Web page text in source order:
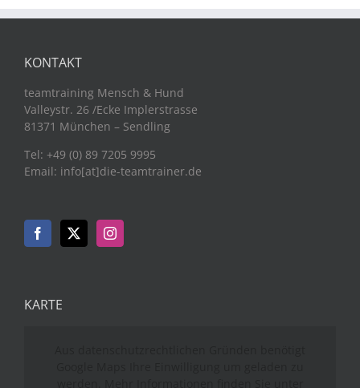
KONTAKT
teamtraining Mensch & Hund
Valleystr. 26 /Ecke Implerstrasse
81371 München – Sendling
Tel: +49 (0) 89 7205 9995
Email: info[at]die-teamtrainer.de
KARTE